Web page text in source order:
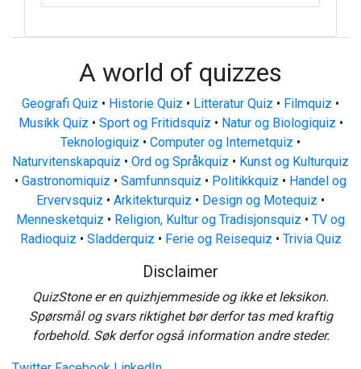
A world of quizzes
Geografi Quiz • Historie Quiz • Litteratur Quiz • Filmquiz •
Musikk Quiz • Sport og Fritidsquiz • Natur og Biologiquiz •
Teknologiquiz • Computer og Internetquiz •
Naturvitenskapquiz • Ord og Språkquiz • Kunst og Kulturquiz
• Gastronomiquiz • Samfunnsquiz • Politikkquiz • Handel og
Ervervsquiz • Arkitekturquiz • Design og Motequiz •
Mennesketquiz • Religion, Kultur og Tradisjonsquiz • TV og
Radioquiz • Sladderquiz • Ferie og Reisequiz • Trivia Quiz
Disclaimer
QuizStone er en quizhjemmeside og ikke et leksikon.
Spørsmål og svars riktighet bør derfor tas med kraftig
forbehold. Søk derfor også information andre steder.